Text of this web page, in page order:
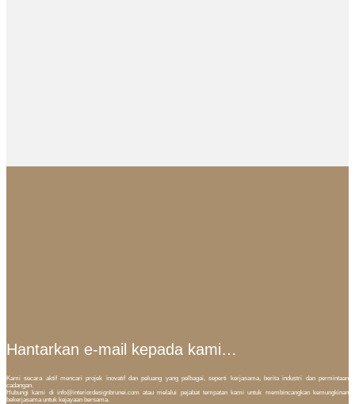
Hantarkan e-mail kepada kami…
Kami secara aktif mencari projek inovatif dan peluang yang pelbagai, seperti kerjasama, berita industri dan permintaan
cadangan.
Hubungi kami di info@interiordesignbrunei.com atau melalui pejabat tempatan kami untuk membincangkan kemungkinan
bekerjasama untuk kejayaan bersama.